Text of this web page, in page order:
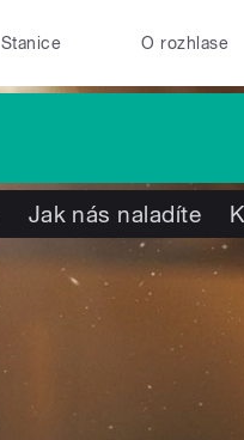
Stanice O rozhlase
Jak nás naladíte